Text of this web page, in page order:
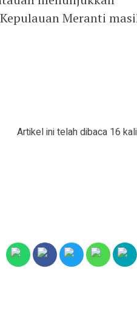
Meranti
Artikel ini telah dibaca 16 kali